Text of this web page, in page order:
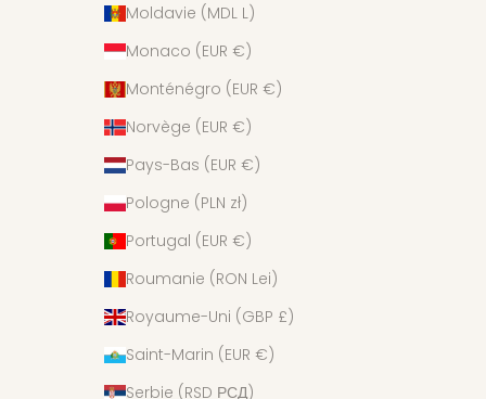
Moldavie (MDL L)
Monaco (EUR €)
Monténégro (EUR €)
Norvège (EUR €)
Pays-Bas (EUR €)
Pologne (PLN zł)
Portugal (EUR €)
Roumanie (RON Lei)
Royaume-Uni (GBP £)
Saint-Marin (EUR €)
Serbie (RSD РСД)